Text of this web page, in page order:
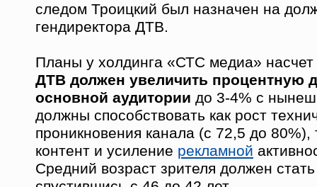
следом Троицкий был назначен на
гендиректора ДТВ.
Планы у холдинга «СТС медиа» насчет
ДТВ должен увеличить процентную
основной аудитории до 3-4% с
должны способствовать как рост
проникновения канала (с 72,5 до 80%),
контент и усиление рекламной
Средний возраст зрителя должен